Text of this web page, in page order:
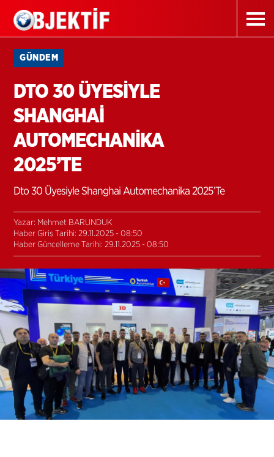
GÜNDEM
DTO 30 ÜYESİYLE
SHANGHAİ
AUTOMECHANİKA
2025’TE
Dto 30 Üyesiyle Shanghai Automechanika 2025’Te
Yazar: Mehmet BARUNDUK
Haber Giriş Tarihi: 29.11.2025 - 08:50
Haber Güncelleme Tarihi: 29.11.2025 - 08:50